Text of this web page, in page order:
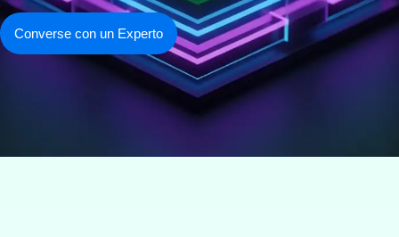
Converse con un Experto